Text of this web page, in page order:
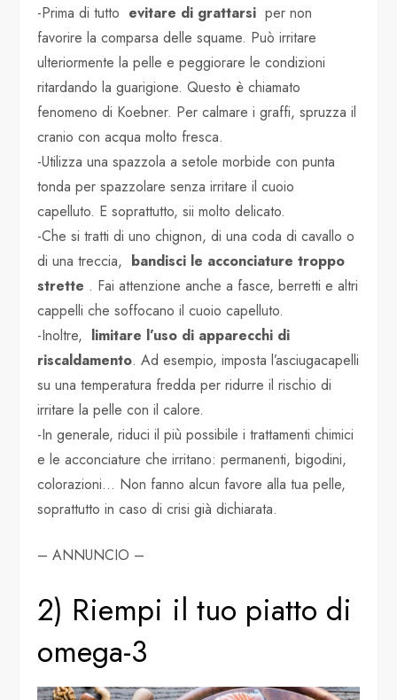
-Prima di tutto evitare di grattarsi per non
favorire la comparsa delle squame. Può irritare
ulteriormente la pelle e peggiorare le condizioni
ritardando la guarigione. Questo è chiamato
fenomeno di Koebner. Per calmare i graffi, spruzza il
cranio con acqua molto fresca.
-Utilizza una spazzola a setole morbide con punta
tonda per spazzolare senza irritare il cuoio
capelluto. E soprattutto, sii molto delicato.
-Che si tratti di uno chignon, di una coda di cavallo o
di una treccia, bandisci le acconciature troppo
strette . Fai attenzione anche a fasce, berretti e altri
cappelli che soffocano il cuoio capelluto.
-Inoltre, limitare l’uso di apparecchi di
riscaldamento. Ad esempio, imposta l’asciugacapelli
su una temperatura fredda per ridurre il rischio di
irritare la pelle con il calore.
-In generale, riduci il più possibile i trattamenti chimici
e le acconciature che irritano: permanenti, bigodini,
colorazioni… Non fanno alcun favore alla tua pelle,
soprattutto in caso di crisi già dichiarata.
– ANNUNCIO –
2) Riempi il tuo piatto di
omega-3